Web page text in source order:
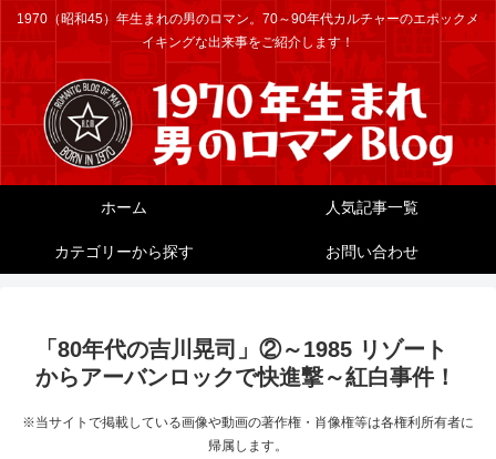
1970（昭和45）年生まれの男のロマン。70～90年代カルチャーのエポックメ
イキングな出来事をご紹介します！
ホーム 人気記事一覧
カテゴリーから探す お問い合わせ
「80年代の吉川晃司」②～1985 リゾート
からアーバンロックで快進撃～紅白事件！
※当サイトで掲載している画像や動画の著作権・肖像権等は各権利所有者に
帰属します。